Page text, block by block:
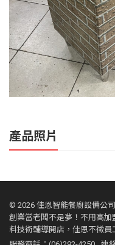
產品照片
© 2026 佳恩智能餐廚設備公
創業當老闆不是夢！不用高
料技術輔導開店，佳恩不徵員